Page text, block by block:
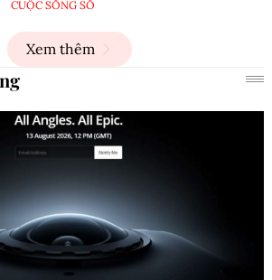
CUỘC SỐNG SỐ
Xem thêm